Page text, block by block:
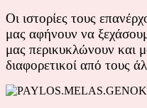
Οι ιστορίες τους
μας αφήνουν να
μας περικυκλώνουν και
διαφορετικοί από τους